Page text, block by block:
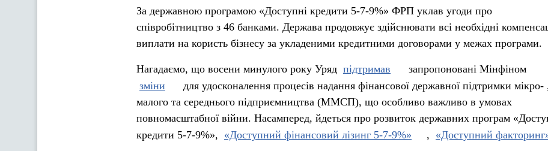
За державною програмою «Доступні кредити 5-7-9%» ФРП уклав угоди про
співробітництво з 46 банками. Держава продовжує здійснювати всі необхідні
виплати на користь бізнесу за укладеними кредитними договорами у межах програми.
Нагадаємо, що восени минулого року Уряд підтримав
запропоновані Мінфіном
зміни
для удосконалення процесів надання фінансової державної підтримки мікро-
малого та середнього підприємництва (ММСП), що особливо важливо в умовах
повномасштабної війни. Насамперед, йдеться про розвиток державних програм
кредити 5-7-9%», «Доступний фінансовий лізинг 5-7-9%» , «Доступний